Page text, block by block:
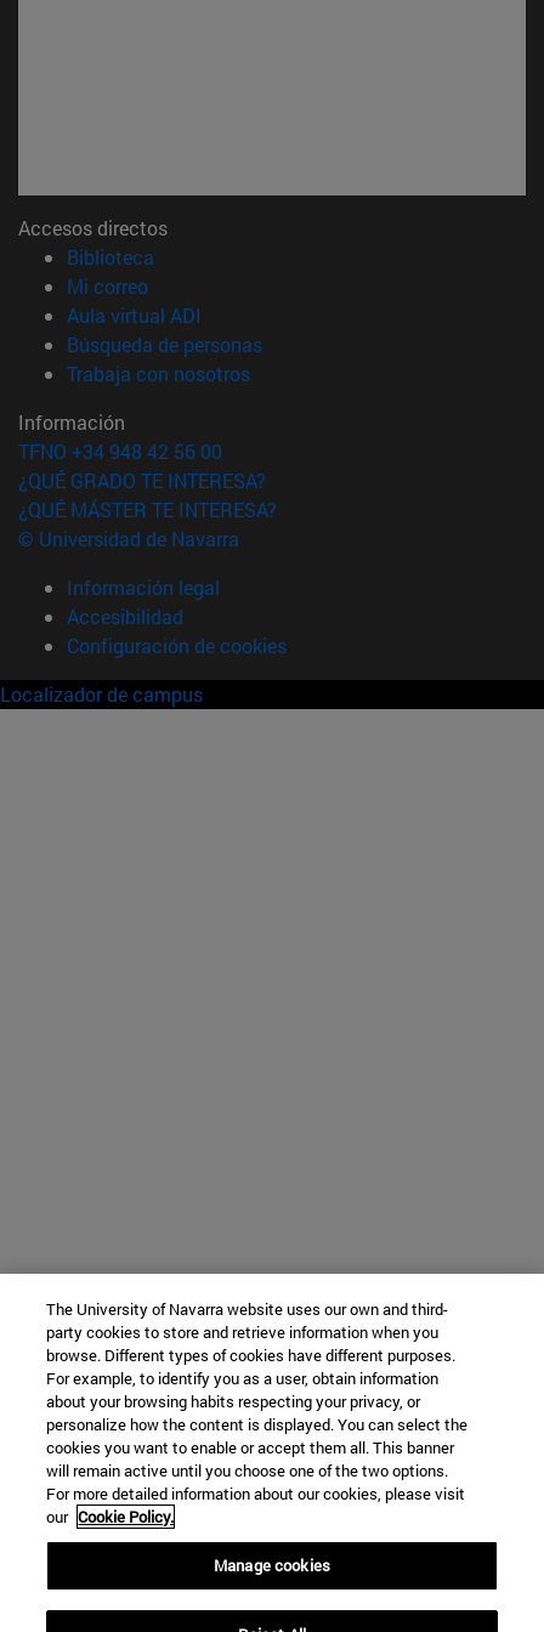
Accesos directos
Biblioteca
Mi correo(abre en nueva ventana)
Aula virtual ADI
Búsqueda de personas(abre en nueva ventana)
Trabaja con nosotros(abre en nueva ventana)
Información
TFNO +34 948 42 56 00
¿QUÉ GRADO TE INTERESA?
¿QUÉ MÁSTER TE INTERESA?
© Universidad de Navarra
Información legal
Accesibilidad
Configuración de cookies
Localizador de campus
The University of Navarra website uses our own and third-
party cookies to store and retrieve information when you
browse. Different types of cookies have different purposes.
For example, to identify you as a user, obtain information
about your browsing habits respecting your privacy, or
personalize how the content is displayed. You can select the
cookies you want to enable or accept them all. This banner
will remain active until you choose one of the two options.
For more detailed information about our cookies, please visit
our Cookie Policy.
Manage cookies